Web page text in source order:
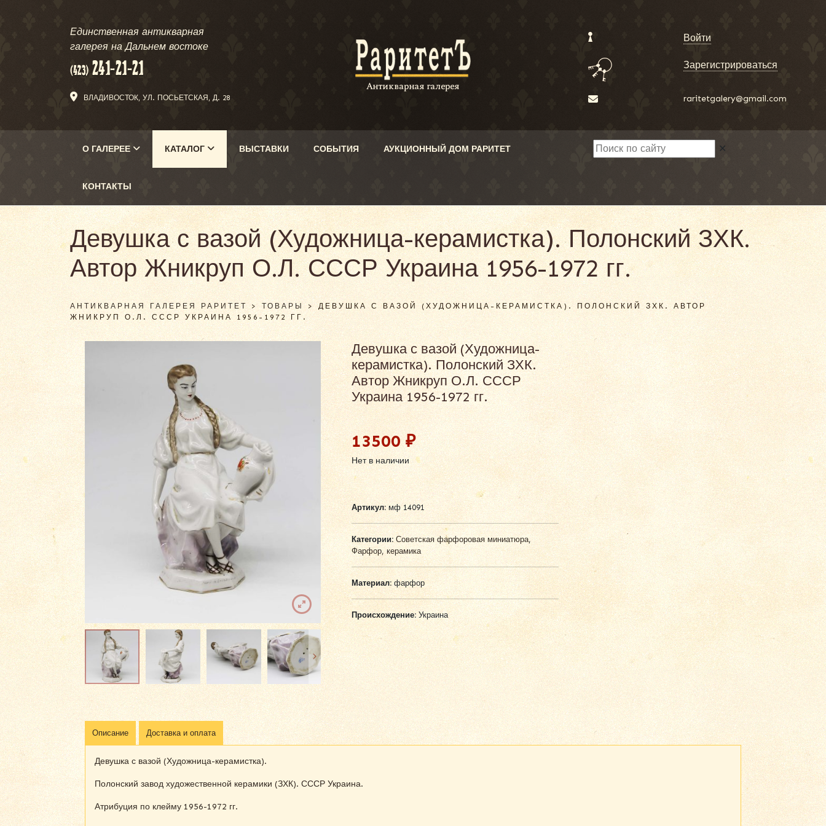
Единственная антикварная
галерея на Дальнем востоке
ВЛАДИВОСТОК, УЛ. ПОСЬЕТСКАЯ, Д. 28
Войти
Зарегистрироваться
raritetgalery@gmail.com
О ГАЛЕРЕЕ КАТАЛОГ ВЫСТАВКИ СОБЫТИЯ АУКЦИОННЫЙ ДОМ РАРИТЕТ
КОНТАКТЫ
✕
Девушка с вазой (Художница-керамистка). Полонский ЗХК.
Автор Жникруп О.Л. СССР Украина 1956-1972 гг.
АНТИКВАРНАЯ ГАЛЕРЕЯ РАРИТЕТ>ТОВАРЫ >ДЕВУШКА С ВАЗОЙ (ХУДОЖНИЦА-КЕРАМИСТКА). ПОЛОНСКИЙ ЗХК. АВТОР
ЖНИКРУП О.Л. СССР УКРАИНА 1956-1972 ГГ.
Девушка с вазой (Художница-
керамистка). Полонский ЗХК.
Автор Жникруп О.Л. СССР
Украина 1956-1972 гг.
13500₽
Нет в наличии
Артикул: мф 14091
Категории: Советская фарфоровая миниатюра,
Фарфор, керамика
Материал:фарфор
Происхождение:Украина
Описание Доставка и оплата
Девушка с вазой (Художница-керамистка).
Полонский завод художественной керамики (ЗХК). СССР Украина.
Атрибуция по клейму 1956-1972 гг.